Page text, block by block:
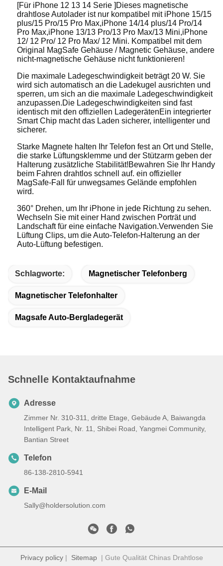
[Für iPhone 12 13 14 Serie ]Dieses magnetische
drahtlose Autolader ist nur kompatibel mit iPhone 15/15
plus/15 Pro/15 Pro Max,iPhone 14/14 plus/14 Pro/14
Pro Max,iPhone 13/13 Pro/13 Pro Max/13 Mini,iPhone
12/ 12 Pro/ 12 Pro Max/ 12 Mini. Kompatibel mit dem
Original MagSafe Gehäuse / Magnetic Gehäuse, andere
nicht-magnetische Gehäuse nicht funktionieren!
Die maximale Ladegeschwindigkeit beträgt 20 W. Sie
wird sich automatisch an die Ladekugel ausrichten und
sperren, um sich an die maximale Ladegeschwindigkeit
anzupassen.Die Ladegeschwindigkeiten sind fast
identisch mit den offiziellen LadegerätenEin integrierter
Smart Chip macht das Laden sicherer, intelligenter und
sicherer.
Starke Magnete halten Ihr Telefon fest an Ort und Stelle,
die starke Lüftungsklemme und der Stützarm geben der
Halterung zusätzliche Stabilität!Bewahren Sie Ihr Handy
beim Fahren drahtlos schnell auf. ein offizieller
MagSafe-Fall für unwegsames Gelände empfohlen
wird.
360° Drehen, um Ihr iPhone in jede Richtung zu sehen.
Wechseln Sie mit einer Hand zwischen Porträt und
Landschaft für eine einfache Navigation.Verwenden Sie
Lüftung Clips, um die Auto-Telefon-Halterung an der
Auto-Lüftung befestigen.
Schlagworte: Magnetischer Telefonberg
Magnetischer Telefonhalter
Magsafe Auto-Bergladegerät
Schnelle Kontaktaufnahme
Adresse
Zimmer Nr. 310-311, dritte Etage, Gebäude A, Baiwangda
Intelligent Park, Nr. 11, Shibei Road, Yangmei Community,
Bantian Street
Telefon
86-138-2810-5941
E-Mail
Sally@holdersolution.com
Privacy policy| Sitemap| Gute Qualität Chinas Drahtlose